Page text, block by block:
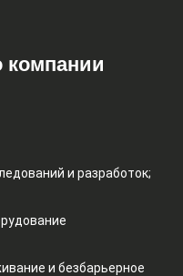
и разработок;
и безбарьерное